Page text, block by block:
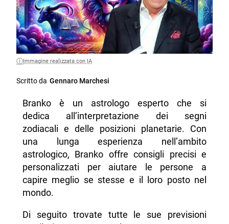
Immagine realizzata con IA
Scritto da Gennaro Marchesi
Branko è un astrologo esperto che si
dedica all’interpretazione dei segni
zodiacali e delle posizioni planetarie. Con
una lunga esperienza nell’ambito
astrologico, Branko offre consigli precisi e
personalizzati per aiutare le persone a
capire meglio se stesse e il loro posto nel
mondo.
Di seguito trovate tutte le sue previsioni